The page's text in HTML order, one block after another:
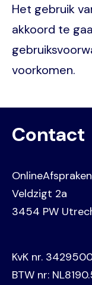
Het gebruik
akkoord te
voorkomen.
Contact
Veldzigt 2a
3454 PW
KvK nr.
BTW nr: